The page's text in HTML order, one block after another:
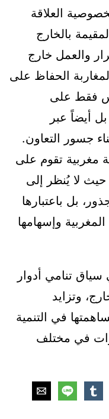
العلاقة
بالخارج
والعمل خارج
الحفاظ على
فقط على
أيضاً عبر
جسور التعاون.
مغربية تقوم على
حيث لا يُنظر إلى
بل باعتبارها
وإسهامها
تنامي أدوار
وتزايد
في التنمية
في مختلف